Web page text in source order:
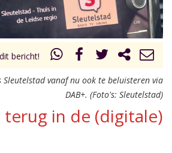
bericht!
vanaf nu ook te beluisteren via
DAB+. (Foto's: Sleutelstad)
in de (digitale)